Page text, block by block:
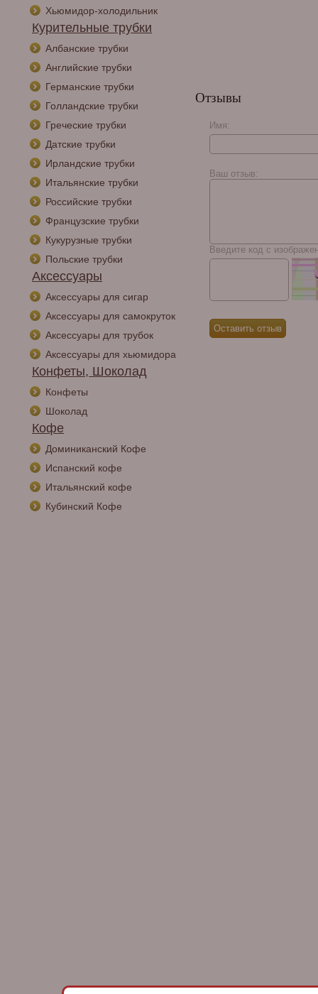
Хьюмидор-холодильник
Курительные трубки
Албанские трубки
Английские трубки
Германские трубки
Голландские трубки
Греческие трубки
Датские трубки
Ирландские трубки
Итальянские трубки
Российские трубки
Французские трубки
Кукурузные трубки
Польские трубки
Аксессуары
Аксессуары для сигар
Аксессуары для самокруток
Аксессуары для трубок
Аксессуары для хьюмидора
Конфеты, Шоколад
Конфеты
Шоколад
Кофе
Доминиканский Кофе
Испанский кофе
Итальянский кофе
Кубинский Кофе
Отзывы
Имя:
Ваш отзыв:
Введите код с